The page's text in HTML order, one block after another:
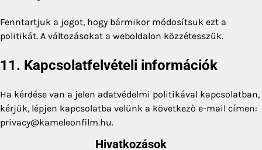
Fenntartjuk a jogot, hogy bármikor módosítsuk ezt a
politikát. A változásokat a weboldalon közzétesszük.
11. Kapcsolatfelvételi információk
Ha kérdése van a jelen adatvédelmi politikával kapcsolatban,
kérjük, lépjen kapcsolatba velünk a következő e-mail címen:
privacy@kameleonfilm.hu.
Hivatkozások